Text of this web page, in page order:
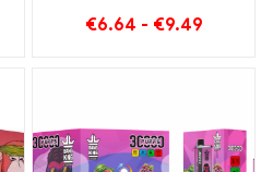
SIGARETTE ELETTRONICHE
€6.64 - €9.49